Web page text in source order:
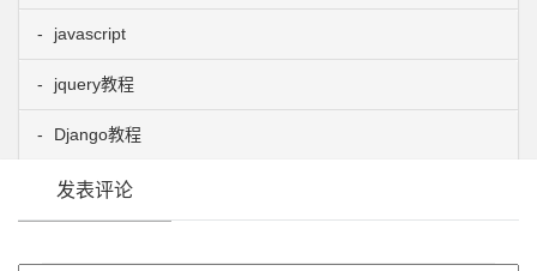
javascript
jquery教程
Django教程
发表评论